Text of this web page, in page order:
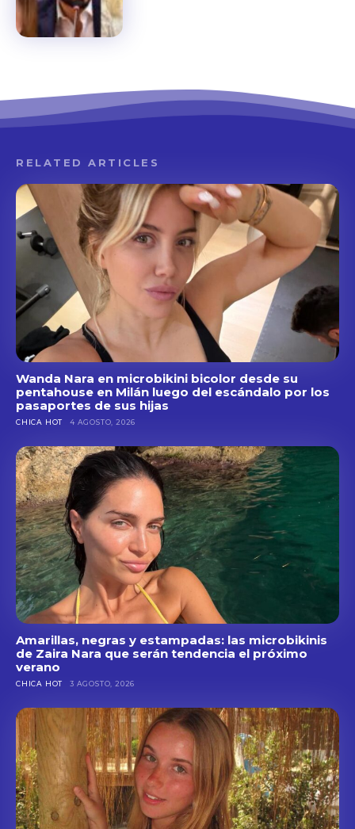
RELATED ARTICLES
Wanda Nara en microbikini bicolor desde su
pentahouse en Milán luego del escándalo por los
pasaportes de sus hijas
CHICA HOT 4 AGOSTO, 2026
Amarillas, negras y estampadas: las microbikinis
de Zaira Nara que serán tendencia el próximo
verano
CHICA HOT 3 AGOSTO, 2026